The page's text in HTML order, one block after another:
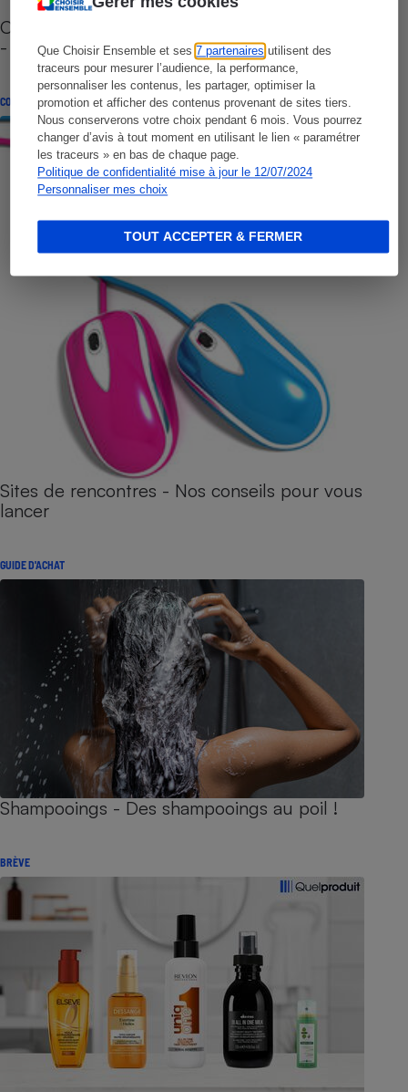
Que Choisir Ensemble et ses7 partenaires utilisent des
traceurs pour mesurer l’audience, la performance,
personnaliser les contenus, les partager, optimiser la
promotion et afficher des contenus provenant de sites tiers.
Nous conserverons votre choix pendant 6 mois. Vous pourrez
changer d’avis à tout moment en utilisant le lien « paramétrer
les traceurs » en bas de chaque page.
Politique de confidentialité mise à jour le 12/07/2024
Personnaliser mes choix
TOUT ACCEPTER & FERMER
Cafetière à capsules zéro déchet CoffeeB (vidéo)
- Premières impressions
CONSEILS
Sites de rencontres - Nos conseils pour vous
lancer
GUIDE D'ACHAT
Shampooings - Des shampooings au poil !
BRÈVE